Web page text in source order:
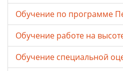
Обучение по программе
Обучение работе на
Обучение специальной